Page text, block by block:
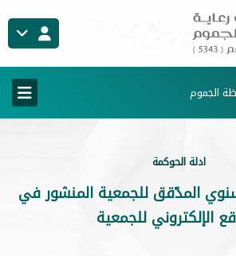
الجموم
ادلة الحوكمة
المدّقق للجمعية المنشور في
الإلكتروني للجمعية